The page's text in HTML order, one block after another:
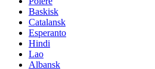
Baskisk
Catalansk
Esperanto
Hindi
Lao
Albansk